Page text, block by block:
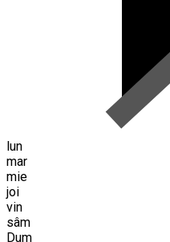
lun
mar
mie
joi
vin
sâm
Dum